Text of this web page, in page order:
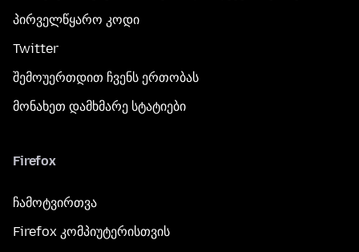
პირველწყარო კოდი
Twitter
შემოუერთდით ჩვენს ერთობას
მონახეთ დამხმარე სტატიები
Firefox
ჩამოტვირთვა
Firefox კომპიუტერისთვის